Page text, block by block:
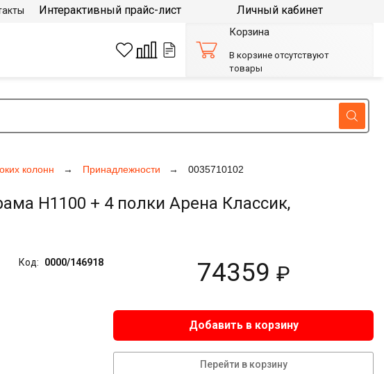
колонн Принадлежности 0035710102
H1100 + 4 полки Арена Классик,
Код: 0000/146918 74359 ₽
Добавить в корзину
Перейти в корзину
Интерактивный прайс-лист Личный кабинет
Корзина
В корзине отсутствуют
товары